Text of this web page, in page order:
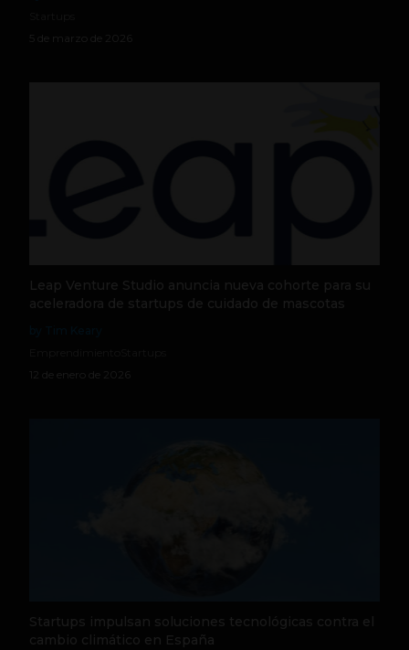
5 de marzo de 2026
Leap Venture Studio anuncia nueva cohorte para su
aceleradora de startups de cuidado de mascotas
12 de enero de 2026
Startups impulsan soluciones tecnológicas contra el
cambio climático en España